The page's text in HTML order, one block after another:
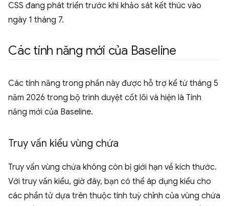
CSS đang phát triển trước khi khảo sát kết thúc vào
ngày 1 tháng 7.
Các tính năng mới của Baseline
Các tính năng trong phần này được hỗ trợ kể từ tháng 5
năm 2026 trong bộ trình duyệt cốt lõi và hiện là Tính
năng mới của Baseline.
Truy vấn kiểu vùng chứa
Truy vấn vùng chứa không còn bị giới hạn về kích thước.
Với truy vấn kiểu, giờ đây, bạn có thể áp dụng kiểu cho
các phần tử dựa trên thuộc tính tuỳ chỉnh của vùng chứa